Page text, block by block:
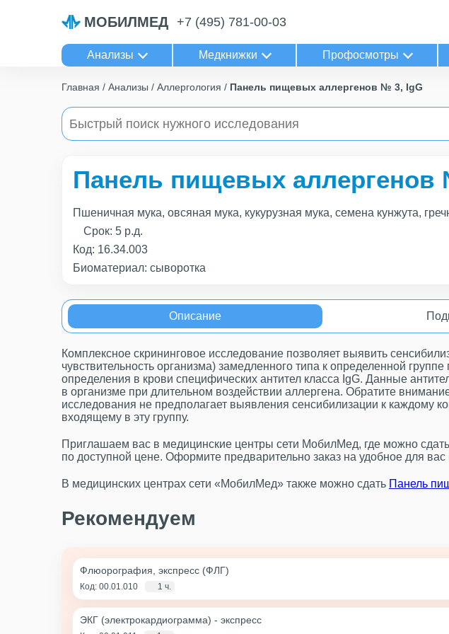
МОБИЛМЕД +7 (495) 781-00-03
Анализы Медкнижки Профосмотры
Главная Анализы Аллергология Панель пищевых аллергенов № 3, IgG
Панель пищевых аллергенов
Пшеничная мука, овсяная мука, кукурузная мука, семена кунжута,
Срок: 5 р.д.
Код: 16.34.003
Биоматериал: сыворотка
Описание
Комплексное скрининговое исследование позволяет выявить
чувствительность организма) замедленного типа к определенной
определения в крови специфических антител класса IgG. Данные
в организме при длительном воздействии аллергена. Обратите
исследования не предполагает выявления сенсибилизации к каждому
входящему в эту группу.
Приглашаем вас в медицинские центры сети МобилМед, где можно
по доступной цене. Оформите предварительно заказ на удобное для
В медицинских центрах сети «МобилМед» также можно сдать Панель
Рекомендуем
Флюорография, экспресс (ФЛГ)
Код: 00.01.010 1 ч.
ЭКГ (электрокардиограмма) - экспресс